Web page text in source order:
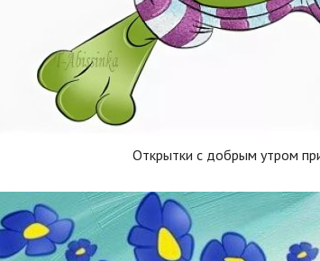
Открытки с добрым утром